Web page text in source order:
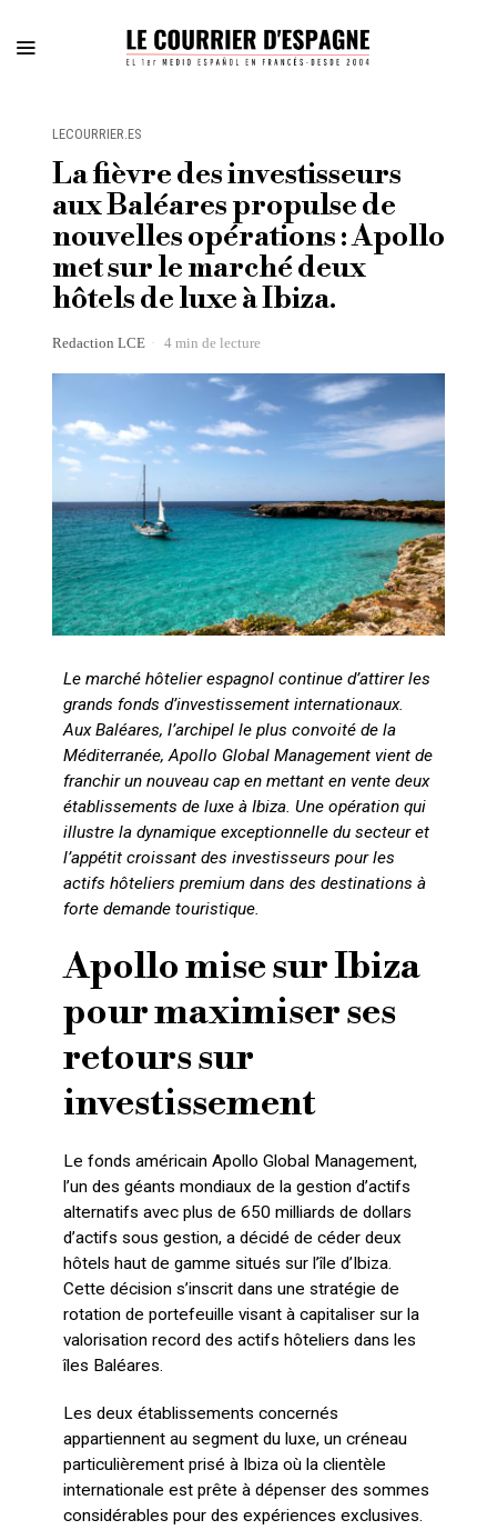
LECOURRIER.ES
La fièvre des investisseurs
aux Baléares propulse de
nouvelles opérations : Apollo
met sur le marché deux
hôtels de luxe à Ibiza.
Redaction LCE 4 min de lecture
Le marché hôtelier espagnol continue d’attirer les
grands fonds d’investissement internationaux.
Aux Baléares, l’archipel le plus convoité de la
Méditerranée, Apollo Global Management vient de
franchir un nouveau cap en mettant en vente deux
établissements de luxe à Ibiza. Une opération qui
illustre la dynamique exceptionnelle du secteur et
l’appétit croissant des investisseurs pour les
actifs hôteliers premium dans des destinations à
forte demande touristique.
Apollo mise sur Ibiza
pour maximiser ses
retours sur
investissement
Le fonds américain Apollo Global Management,
l’un des géants mondiaux de la gestion d’actifs
alternatifs avec plus de 650 milliards de dollars
d’actifs sous gestion, a décidé de céder deux
hôtels haut de gamme situés sur l’île d’Ibiza.
Cette décision s’inscrit dans une stratégie de
rotation de portefeuille visant à capitaliser sur la
valorisation record des actifs hôteliers dans les
îles Baléares.
Les deux établissements concernés
appartiennent au segment du luxe, un créneau
particulièrement prisé à Ibiza où la clientèle
internationale est prête à dépenser des sommes
considérables pour des expériences exclusives.